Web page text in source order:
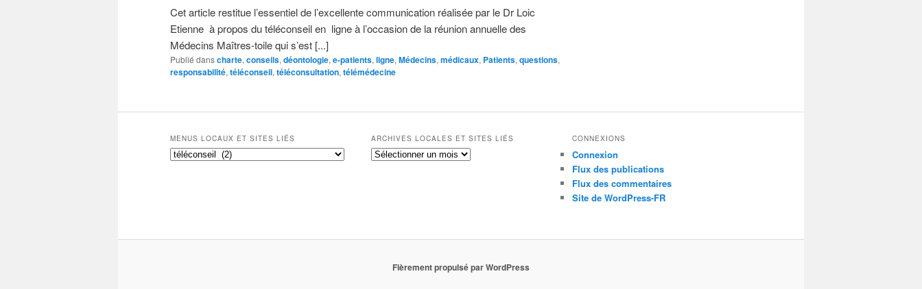
Cet article restitue l’essentiel de l’excellente communication réalisée par le Dr Loic
Etienne à propos du téléconseil en ligne à l’occasion de la réunion annuelle des
Médecins Maîtres-toile qui s’est [...]
Publié danscharte,conseils,déontologie,e-patients,ligne,Médecins,médicaux, Patients,questions,
responsabilité,téléconseil,téléconsultation,télémédecine
MENUS LOCAUX ET SITES LIÉS
Menus
ARCHIVES LOCALES ET SITES LIÉS
Archives
CONNEXIONS
Connexion
Flux des publications
Flux des commentaires
Site de WordPress-FR
Fièrement propulsé par WordPress